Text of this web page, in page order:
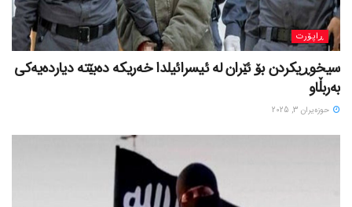
ڕاپۆرت
سیخوڕیکردن بۆ ئێران لە ئیسرائیلدا خەریکە دەبێتە دیاردەیەکی
بەربڵاو
حوزه‌یران 3, 2025